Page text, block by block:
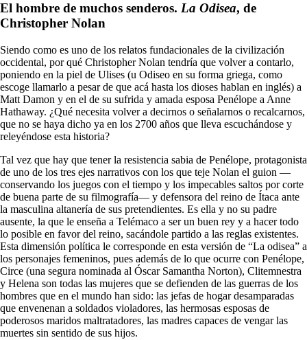
El hombre de muchos senderos. La Odisea, de
Christopher Nolan
Siendo como es uno de los relatos fundacionales de la civilización
occidental, por qué Christopher Nolan tendría que volver a contarlo,
poniendo en la piel de Ulises (u Odiseo en su forma griega, como
escoge llamarlo a pesar de que acá hasta los dioses hablan en inglés) a
Matt Damon y en el de su sufrida y amada esposa Penélope a Anne
Hathaway. ¿Qué necesita volver a decirnos o señalarnos o recalcarnos,
que no se haya dicho ya en los 2700 años que lleva escuchándose y
releyéndose esta historia?
Tal vez que hay que tener la resistencia sabia de Penélope, protagonista
de uno de los tres ejes narrativos con los que teje Nolan el guion —
conservando los juegos con el tiempo y los impecables saltos por corte
de buena parte de su filmografía— y defensora del reino de Ítaca ante
la masculina altanería de sus pretendientes. Es ella y no su padre
ausente, la que le enseña a Telémaco a ser un buen rey y a hacer todo
lo posible en favor del reino, sacándole partido a las reglas existentes.
Esta dimensión política le corresponde en esta versión de “La odisea” a
los personajes femeninos, pues además de lo que ocurre con Penélope,
Circe (una segura nominada al Óscar Samantha Norton), Clitemnestra
y Helena son todas las mujeres que se defienden de las guerras de los
hombres que en el mundo han sido: las jefas de hogar desamparadas
que envenenan a soldados violadores, las hermosas esposas de
poderosos maridos maltratadores, las madres capaces de vengar las
muertes sin sentido de sus hijos.